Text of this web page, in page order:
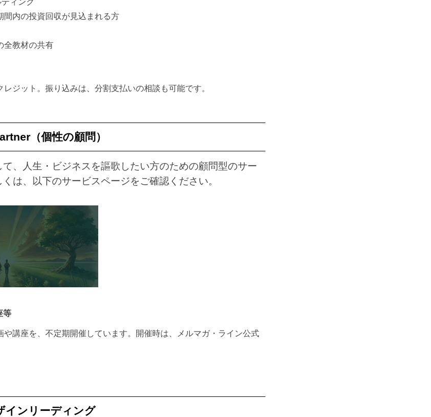
ティング
間内の投資回収が見込まれる方
全教材の共有
レジット。振り込みは、分割支払いの相談も可能です。
（個性の顧問）
、人生・ビジネスを謳歌したい方のための顧問型のサー
は、以下のサービスページをご確認ください。
等
や講座を、不定期開催しています。開催時は、メルマガ・ライン公式
ンリーディング